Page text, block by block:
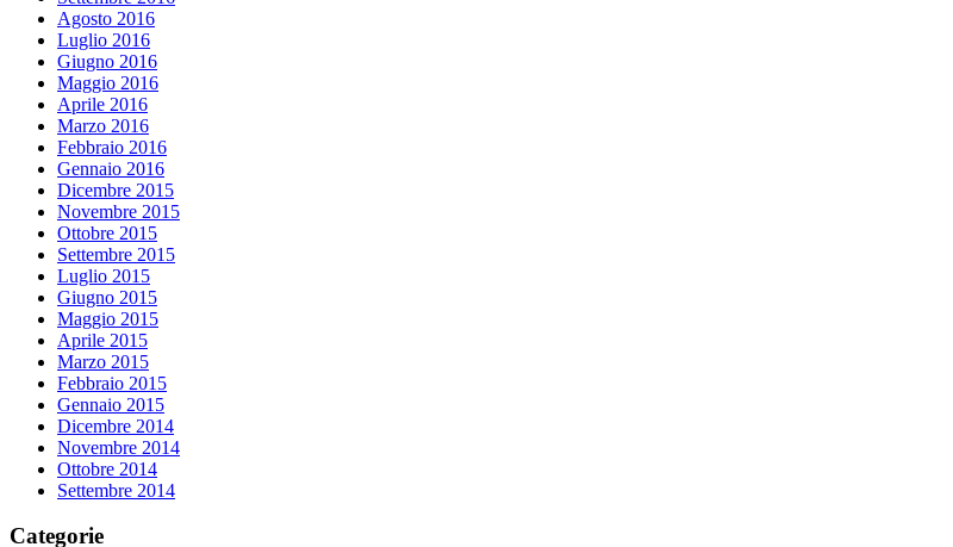
Agosto 2016
Luglio 2016
Giugno 2016
Maggio 2016
Aprile 2016
Marzo 2016
Febbraio 2016
Gennaio 2016
Dicembre 2015
Novembre 2015
Ottobre 2015
Settembre 2015
Luglio 2015
Giugno 2015
Maggio 2015
Aprile 2015
Marzo 2015
Febbraio 2015
Gennaio 2015
Dicembre 2014
Novembre 2014
Ottobre 2014
Settembre 2014
Categorie